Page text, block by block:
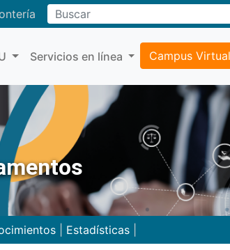
Buscar
Servicios en línea Campus Virtual
Estadísticas